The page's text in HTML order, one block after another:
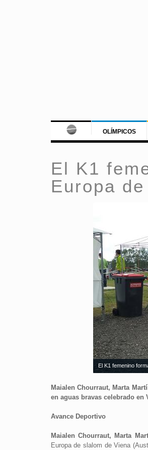
OLÍMPICOS
El K1
Europa
El K1 femenino
Maialen Chourraut, Marta
en aguas bravas celebrado en
Avance Deportivo
Maialen Chourraut, Marta
Europa de slalom de Viena